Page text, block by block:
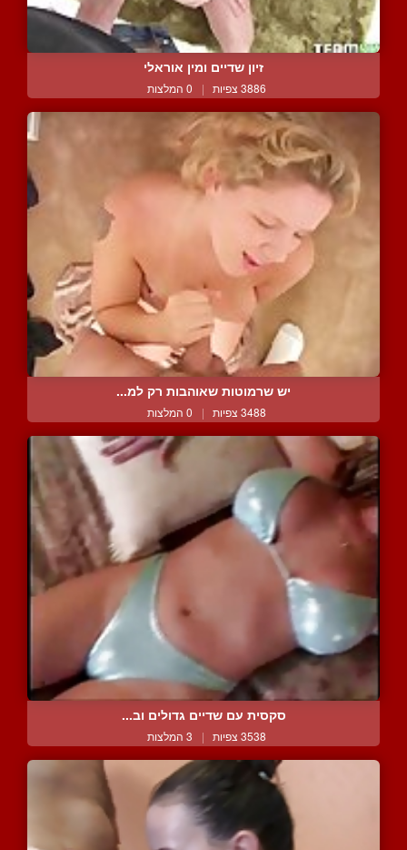
זיון שדיים ומין אוראלי
3886 צפיות | 0 המלצות
יש שרמוטות שאוהבות רק למ...
3488 צפיות | 0 המלצות
סקסית עם שדיים גדולים וב...
3538 צפיות | 3 המלצות